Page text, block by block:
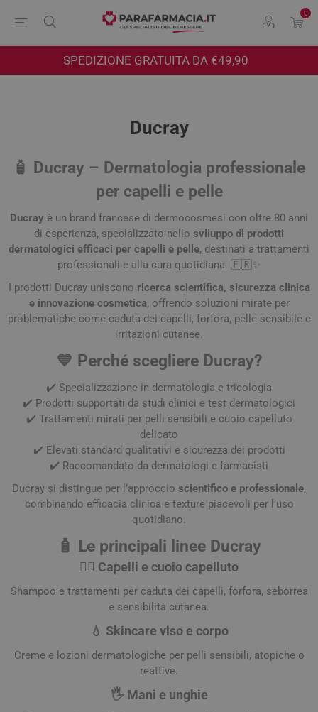
0
SPEDIZIONE GRATUITA DA €49,90
Ducray
🧴 Ducray – Dermatologia professionale
per capelli e pelle
Ducray è un brand francese di dermocosmesi con oltre 80 anni
di esperienza, specializzato nello sviluppo di prodotti
dermatologici efficaci per capelli e pelle, destinati a trattamenti
professionali e alla cura quotidiana. 🇫🇷✨
I prodotti Ducray uniscono ricerca scientifica, sicurezza clinica
e innovazione cosmetica, offrendo soluzioni mirate per
problematiche come caduta dei capelli, forfora, pelle sensibile e
irritazioni cutanee.
💙 Perché scegliere Ducray?
✔️ Specializzazione in dermatologia e tricologia
✔️ Prodotti supportati da studi clinici e test dermatologici
✔️ Trattamenti mirati per pelli sensibili e cuoio capelluto
delicato
✔️ Elevati standard qualitativi e sicurezza dei prodotti
✔️ Raccomandato da dermatologi e farmacisti
Ducray si distingue per l’approccio scientifico e professionale,
combinando efficacia clinica e texture piacevoli per l’uso
quotidiano.
🧴 Le principali linee Ducray
💇‍♀️ Capelli e cuoio capelluto
Shampoo e trattamenti per caduta dei capelli, forfora, seborrea
e sensibilità cutanea.
💧 Skincare viso e corpo
Creme e lozioni dermatologiche per pelli sensibili, atopiche o
reattive.
🖐️ Mani e unghie